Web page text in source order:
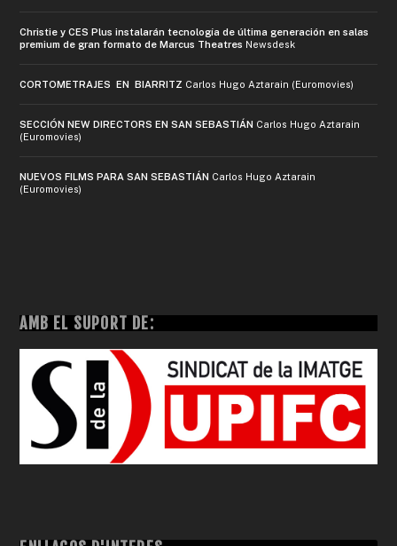
Christie y CES Plus instalarán tecnología de última generación en salas
premium de gran formato de Marcus Theatres Newsdesk
CORTOMETRAJES EN BIARRITZ Carlos Hugo Aztarain (Euromovies)
SECCIÓN NEW DIRECTORS EN SAN SEBASTIÁN Carlos Hugo Aztarain
(Euromovies)
NUEVOS FILMS PARA SAN SEBASTIÁN Carlos Hugo Aztarain
(Euromovies)
AMB EL SUPORT DE: